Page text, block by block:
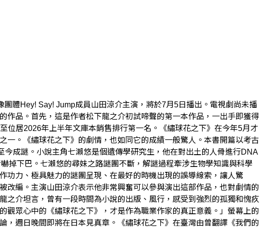
體Hey! Say! Jump成員山田涼介主演，將於7月5日播出。電視劇尚未播
作品。首先，這是作者松下龍之介初試啼聲的第一本作品，一出手即獲得
位居2026年上半年文庫本銷售排行第一名。《繡球花之下》在今年5月才
。《繡球花之下》的劇情，也如同它的成績一般驚人。本書開篇以考古
成謎。小說主角七瀨悠是個遺傳學研究生，他在對出土的人骨進行DNA
掉下巴。七瀨悠的尋妹之路謎團不斷，解謎過程牽涉生物學知識與科學
功力、極具魅力的謎團呈現、在最好的時機出現的誤導線索，讓人驚
編。主演山田涼介表示他非常興奮可以參與演出這部作品，也對劇情的
之介坦言，曾有一段時間為小說的出版、風行，感受到強烈的孤獨和愧疚
眾心中的《繡球花之下》，才是作為職業作家的真正意義。」螢幕上的
，週日晚間即將在日本見真章。《繡球花之下》在臺灣由曾翻譯《我們的